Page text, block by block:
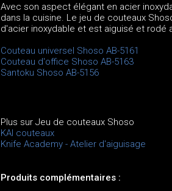
Avec son aspect élégant en acier
dans la cuisine. Le jeu de couteaux
d'acier inoxydable et est aiguisé et rodé
Couteau universel Shoso AB-5161
Couteau d'office Shoso AB-5163
Santoku Shoso AB-5156
Plus sur Jeu de couteaux Shoso
KAI couteaux
Knife Academy - Atelier d'aiguisage
Produits complémentaires :